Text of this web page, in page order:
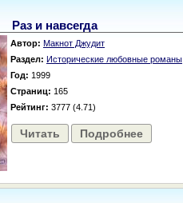
Раз и навсегда
Автор: Макнот Джудит
Раздел: Исторические любовные романы
Год: 1999
Страниц: 165
Рейтинг: 3777 (4.71)
Читать Подробнее